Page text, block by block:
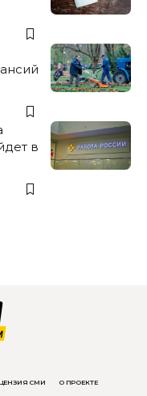
в
СМИ О ПРОЕКТЕ